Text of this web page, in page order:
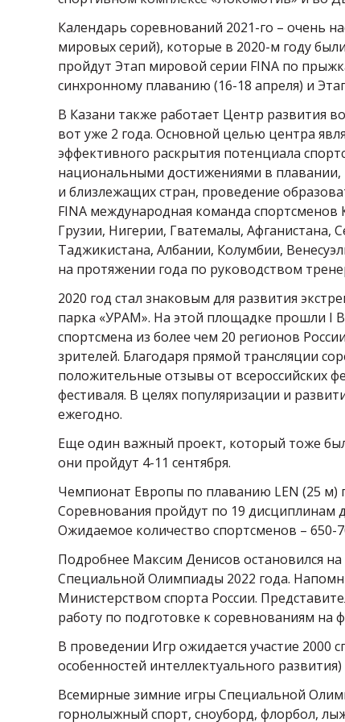
Календарь соревнований 2021-го – очень
мировых серий), которые в 2020-м году
пройдут Этап мировой серии FINA по
синхронному плаванию (16-18 апреля) и
В Казани также работает Центр развития
вот уже 2 года. Основной целью центра
эффективного раскрытия потенциала
национальными достижениями в
и близлежащих стран, проведение
FINA международная команда
Грузии, Нигерии, Гватемалы,
Таджикистана, Албании, Колумбии,
на протяжении года по руководством
2020 год стал знаковым для развития
парка «УРАМ». На этой площадке прошли I
спортсмена из более чем 20 регионов
зрителей. Благодаря прямой трансляции
положительные отзывы от всероссийских
фестиваля. В целях популяризации и
ежегодно.
Еще один важный проект, который тоже
они пройдут 4-11 сентября.
Чемпионат Европы по плаванию LEN (25 м)
Соревнования пройдут по 19 дисциплинам
Ожидаемое количество спортсменов – 650-
Подробнее Максим Денисов остановился
Специальной Олимпиады 2022 года.
Министерством спорта России.
работу по подготовке к соревнованиям на
В проведении Игр ожидается участие 2000
особенностей интеллектуального развития)
Всемирные зимние игры Специальной
горнолыжный спорт, сноуборд, флорбол,